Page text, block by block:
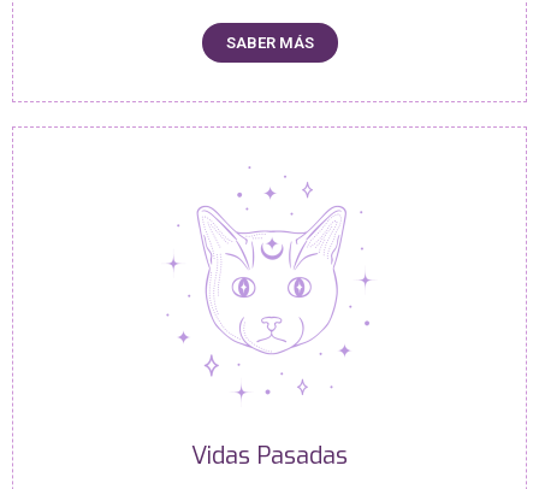
SABER MÁS
Vidas Pasadas